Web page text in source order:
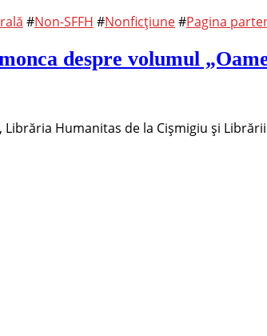
#Non-SFFH #Nonficțiune#Pagina
despre volumul
Humanitas de la Cișmigiu și